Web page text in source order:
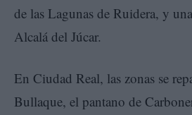
de las Lagunas de Ruidera, y
Alcalá del Júcar.
En Ciudad Real, las zonas se
Bullaque, el pantano de